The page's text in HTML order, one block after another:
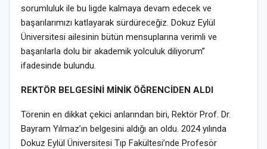
sorumluluk ile bu ligde kalmaya devam edecek ve
başarılarımızı katlayarak sürdüreceğiz. Dokuz Eylül
Üniversitesi ailesinin bütün mensuplarına verimli ve
başarılarla dolu bir akademik yolculuk diliyorum”
ifadesinde bulundu.
REKTÖR BELGESİNİ MİNİK ÖĞRENCİDEN ALDI
Törenin en dikkat çekici anlarından biri, Rektör Prof. Dr.
Bayram Yılmaz’ın belgesini aldığı an oldu. 2024 yılında
Dokuz Eylül Üniversitesi Tıp Fakültesi’nde Profesör